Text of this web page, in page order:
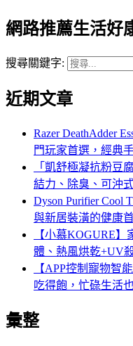
網路推薦生活好
搜尋關鍵字:
近期文章
Razer DeathAdder
門玩家首選，經典
「凱舒極凝抗粉豆
結力、除臭、可沖
Dyson Purifier Cool
與新居裝潢的健康
【小慕KOGURE
體、熱風烘乾+UV
【APP控制寵物智
吃得飽，忙碌生活
彙整